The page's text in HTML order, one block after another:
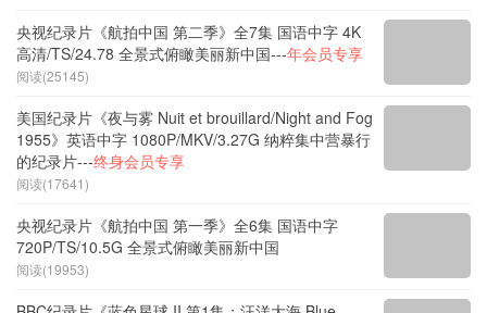
央视纪录片《航拍中国 第二季》全7集 国语中字 4K
高清/TS/24.78 全景式俯瞰美丽新中国---年会员专享
阅读(25145)
美国纪录片《夜与雾 Nuit et brouillard/Night and Fog
1955》英语中字 1080P/MKV/3.27G 纳粹集中营暴行
的纪录片---终身会员专享
阅读(17641)
央视纪录片《航拍中国 第一季》全6集 国语中字
720P/TS/10.5G 全景式俯瞰美丽新中国
阅读(19953)